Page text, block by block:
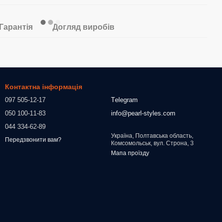
Гарантія Догляд виробів
Контактна інформація
097 505-12-17
050 100-11-83
044 334-62-89
Передзвонити вам?
Тelegram
info@pearl-styles.com
Україна, Полтавська область,
Комсомольськ, вул. Строна, 3
Мапа проїзду